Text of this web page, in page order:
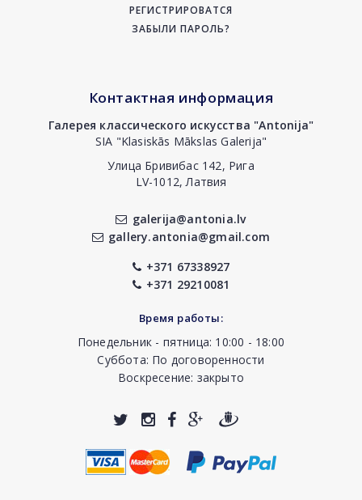
РЕГИСТРИРОВАТСЯ
ЗАБЫЛИ ПАРОЛЬ?
Контактная информация
Галерея классического искусства "Antonija"
SIA "Klasiskās Mākslas Galerija"
Улица Бривибас 142, Рига
LV-1012, Латвия
galerija@antonia.lv
gallery.antonia@gmail.com
+371 67338927
+371 29210081
Время работы:
Понедельник - пятница: 10:00 - 18:00
Суббота: По договоренности
Воскресение: закрыто